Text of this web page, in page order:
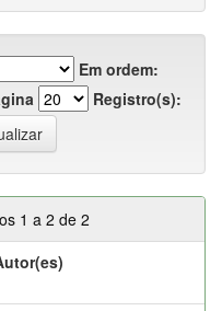
Em ordem:
Registro(s):
1 a 2 de 2